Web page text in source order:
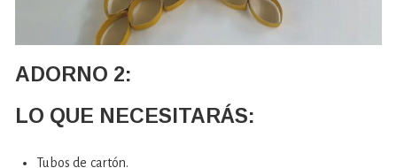
ADORNO 2:
LO QUE NECESITARÁS:
Tubos de cartón.